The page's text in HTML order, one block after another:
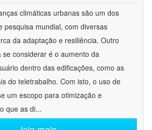
climáticas urbanas são um dos
pesquisa mundial, com diversas
da adaptação e resiliência. Outro
considerar é o aumento da
dentro das edificações, como as
do teletrabalho. Com isto, o uso de
um escopo para otimização e
que as di...